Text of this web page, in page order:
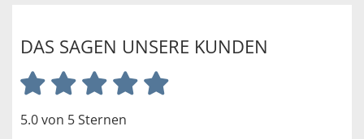
DAS SAGEN UNSERE KUNDEN
5.0 von 5 Sternen